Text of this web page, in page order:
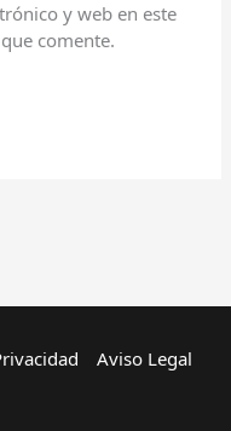
y web en este
comente.
Aviso Legal